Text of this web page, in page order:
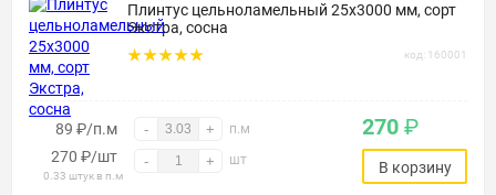
Плинтус цельноламельный 25х3000 мм, сорт
Экстра, сосна
код: 160001
89 ₽/п.м - + п.м
270 ₽/шт
0.33 штук в п.м
- + шт
270 ₽
В корзину